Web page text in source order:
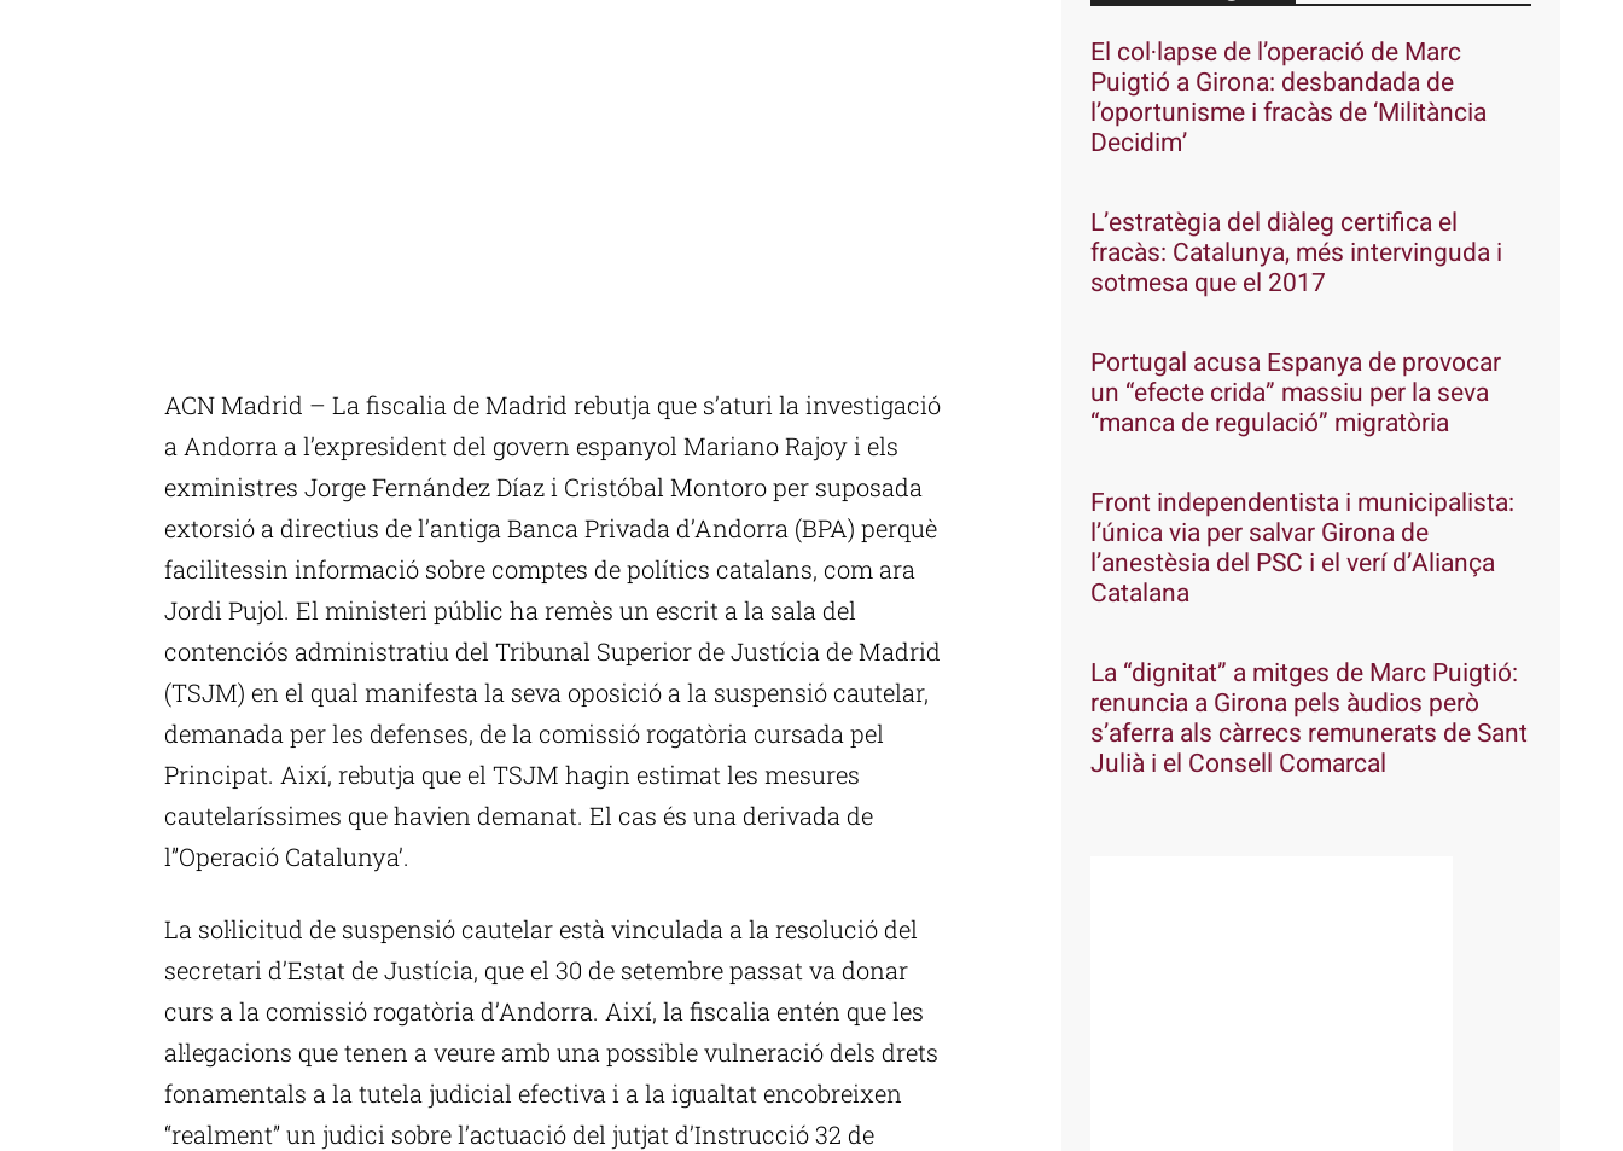
ACN Madrid – La fiscalia de Madrid rebutja que s’aturi la investigació
a Andorra a l’expresident del govern espanyol Mariano Rajoy i els
exministres Jorge Fernández Díaz i Cristóbal Montoro per suposada
extorsió a directius de l’antiga Banca Privada d’Andorra (BPA) perquè
facilitessin informació sobre comptes de polítics catalans, com ara
Jordi Pujol. El ministeri públic ha remès un escrit a la sala del
contenciós administratiu del Tribunal Superior de Justícia de Madrid
(TSJM) en el qual manifesta la seva oposició a la suspensió cautelar,
demanada per les defenses, de la comissió rogatòria cursada pel
Principat. Així, rebutja que el TSJM hagin estimat les mesures
cautelaríssimes que havien demanat. El cas és una derivada de
l”Operació Catalunya’.
La sol·licitud de suspensió cautelar està vinculada a la resolució del
secretari d’Estat de Justícia, que el 30 de setembre passat va donar
curs a la comissió rogatòria d’Andorra. Així, la fiscalia entén que les
al·legacions que tenen a veure amb una possible vulneració dels drets
fonamentals a la tutela judicial efectiva i a la igualtat encobreixen
“realment” un judici sobre l’actuació del jutjat d’Instrucció 32 de
El col·lapse de l’operació de Marc
Puigtió a Girona: desbandada de
l’oportunisme i fracàs de ‘Militància
Decidim’
L’estratègia del diàleg certifica el
fracàs: Catalunya, més intervinguda i
sotmesa que el 2017
Portugal acusa Espanya de provocar
un “efecte crida” massiu per la seva
“manca de regulació” migratòria
Front independentista i municipalista:
l’única via per salvar Girona de
l’anestèsia del PSC i el verí d’Aliança
Catalana
La “dignitat” a mitges de Marc Puigtió:
renuncia a Girona pels àudios però
s’aferra als càrrecs remunerats de Sant
Julià i el Consell Comarcal